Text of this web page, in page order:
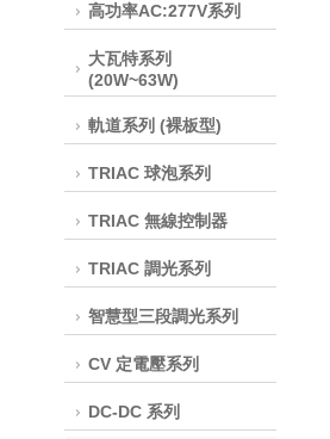
高功率AC:277V系列
大瓦特系列
(20W~63W)
軌道系列 (裸板型)
TRIAC 球泡系列
TRIAC 無線控制器
TRIAC 調光系列
智慧型三段調光系列
CV 定電壓系列
DC-DC 系列